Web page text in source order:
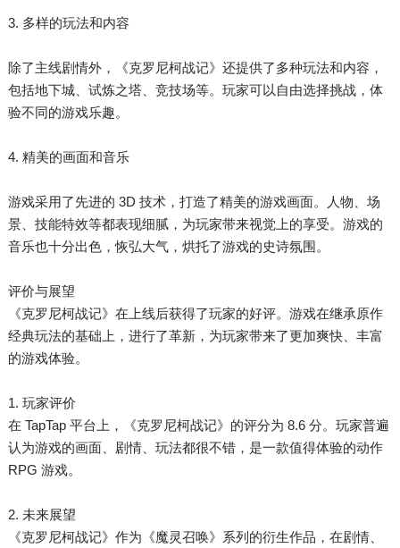
3. 多样的玩法和内容
除了主线剧情外，《克罗尼柯战记》还提供了多种玩法和内容，
包括地下城、试炼之塔、竞技场等。玩家可以自由选择挑战，体
验不同的游戏乐趣。
4. 精美的画面和音乐
游戏采用了先进的 3D 技术，打造了精美的游戏画面。人物、场
景、技能特效等都表现细腻，为玩家带来视觉上的享受。游戏的
音乐也十分出色，恢弘大气，烘托了游戏的史诗氛围。
评价与展望
《克罗尼柯战记》在上线后获得了玩家的好评。游戏在继承原作
经典玩法的基础上，进行了革新，为玩家带来了更加爽快、丰富
的游戏体验。
1. 玩家评价
在 TapTap 平台上，《克罗尼柯战记》的评分为 8.6 分。玩家普遍
认为游戏的画面、剧情、玩法都很不错，是一款值得体验的动作
RPG 游戏。
2. 未来展望
《克罗尼柯战记》作为《魔灵召唤》系列的衍生作品，在剧情、